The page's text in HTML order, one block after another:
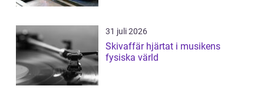
31 juli 2026
Skivaffär hjärtat i musikens
fysiska värld